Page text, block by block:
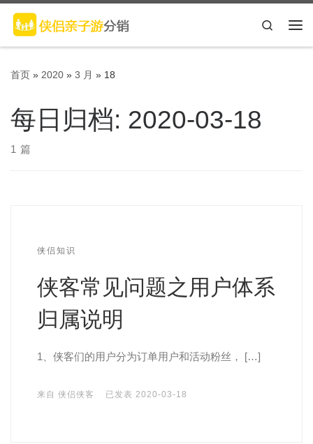
Skip to content
Search
首页 » 2020 » 3 月 » 18
每日归档: 2020-03-18
1 篇
侠侣知识
侠客常见问题之用户体系
归属说明
1、侠客们的用户分为订单用户和活动粉丝， […]
来自 侠侣侠客 已发表 2020-03-18